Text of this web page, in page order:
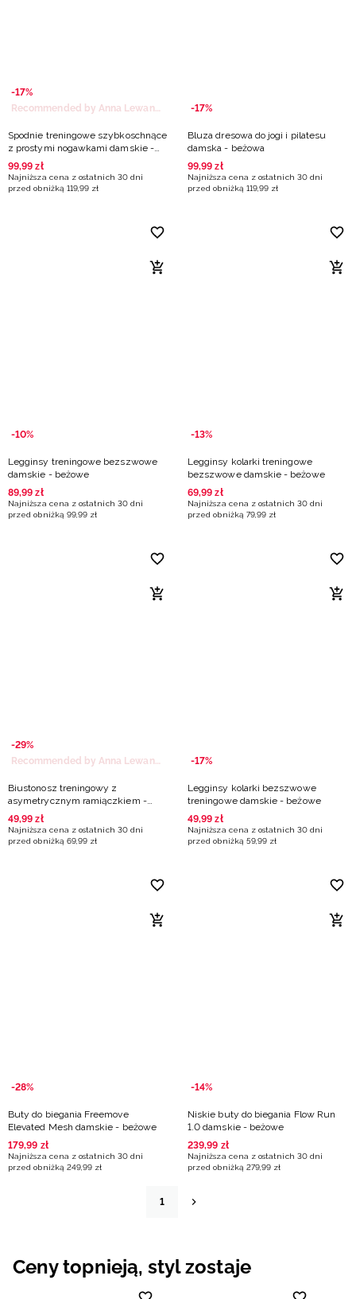
-17%
Recommended by Anna Lewandowska
Spodnie treningowe szybkoschnące
z prostymi nogawkami damskie -
beżowe
99,99 zł
Najniższa cena z ostatnich 30 dni
przed obniżką 119,99 zł
-17%
Bluza dresowa do jogi i pilatesu
damska - beżowa
99,99 zł
Najniższa cena z ostatnich 30 dni
przed obniżką 119,99 zł
-10%
Legginsy treningowe bezszwowe
damskie - beżowe
89,99 zł
Najniższa cena z ostatnich 30 dni
przed obniżką 99,99 zł
-13%
Legginsy kolarki treningowe
bezszwowe damskie - beżowe
69,99 zł
Najniższa cena z ostatnich 30 dni
przed obniżką 79,99 zł
-29%
Recommended by Anna Lewandowska
Biustonosz treningowy z
asymetrycznym ramiączkiem -
beżowy
49,99 zł
Najniższa cena z ostatnich 30 dni
przed obniżką 69,99 zł
-17%
Legginsy kolarki bezszwowe
treningowe damskie - beżowe
49,99 zł
Najniższa cena z ostatnich 30 dni
przed obniżką 59,99 zł
-28%
Buty do biegania Freemove
Elevated Mesh damskie - beżowe
179,99 zł
Najniższa cena z ostatnich 30 dni
przed obniżką 249,99 zł
-14%
Niskie buty do biegania Flow Run
1.0 damskie - beżowe
239,99 zł
Najniższa cena z ostatnich 30 dni
przed obniżką 279,99 zł
1
Ceny topnieją, styl zostaje